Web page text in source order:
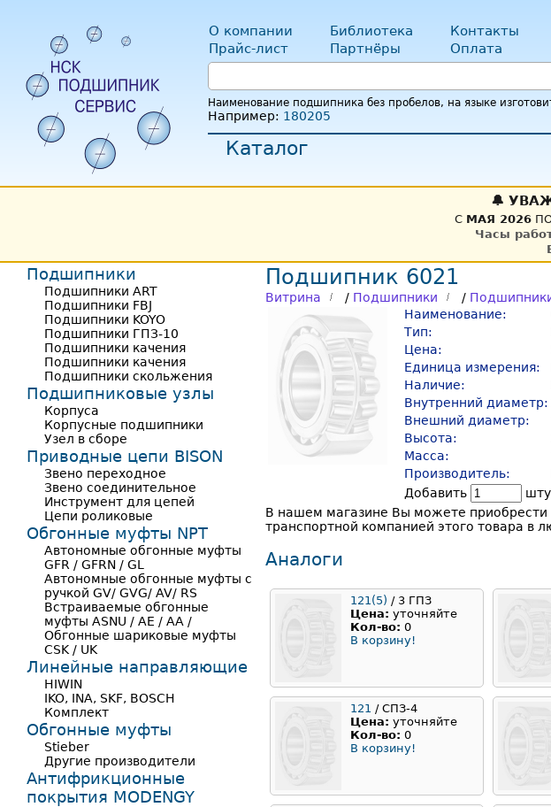
О компании Библиотека Контакты
Прайс-лист
Партнёры Оплата
Наименование подшипника без пробелов, на языке
Например: 180205
Каталог
🔔
С МАЯ 2026ПО
Часы
Подшипник 6021
Витрина / Подшипники / Подшипники
Наименование:
Тип:
Цена:
Единица измерения:
Наличие:
Внутренний диаметр:
Внешний диаметр:
Высота:
Масса:
Производитель:
Добавить
В нашем магазине Вы можете приобрести
транспортной компанией этого товара в
Аналоги
121(5) / 3 ГПЗ
Цена: уточняйте
Кол-во: 0
В корзину!
121 / СПЗ-4
Цена: уточняйте
Кол-во: 0
В корзину!
Подшипники
Подшипники ART
Подшипники FBJ
Подшипники KOYO
Подшипники ГПЗ-10
Подшипники качения
Подшипники качения
Подшипники скольжения
Подшипниковые узлы
Корпуса
Корпусные подшипники
Узел в сборе
Приводные цепи BISON
Звено переходное
Звено соединительное
Инструмент для цепей
Цепи роликовые
Обгонные муфты NPT
Автономные обгонные муфты
GFR / GFRN / GL
Автономные обгонные муфты с
ручкой GV/ GVG/ AV/ RS
Встраиваемые обгонные
муфты ASNU / AE / AA /
Обгонные шариковые муфты
CSK / UK
Линейные направляющие
HIWIN
IKO, INA, SKF, BOSCH
Комплект
Обгонные муфты
Stieber
Другие производители
Антифрикционные
покрытия MODENGY